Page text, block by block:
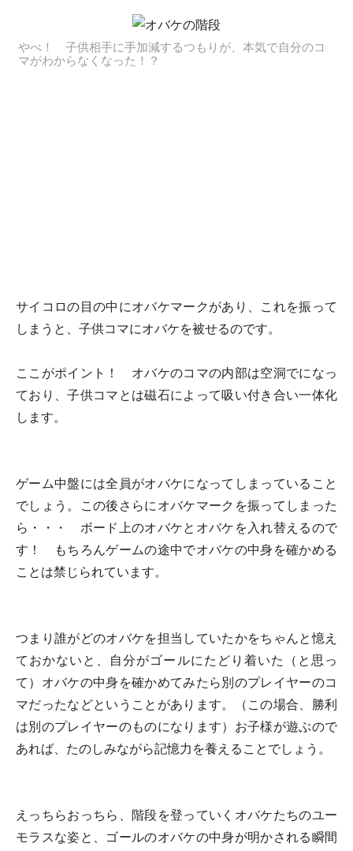
やべ！ 子供相手に手加減するつもりが、本気で自分のコ
マがわからなくなった！？
サイコロの目の中にオバケマークがあり、これを振って
しまうと、子供コマにオバケを被せるのです。
ここがポイント！ オバケのコマの内部は空洞でになっ
ており、子供コマとは磁石によって吸い付き合い一体化
します。
ゲーム中盤には全員がオバケになってしまっていること
でしょう。この後さらにオバケマークを振ってしまった
ら・・・ ボード上のオバケとオバケを入れ替えるので
す！ もちろんゲームの途中でオバケの中身を確かめる
ことは禁じられています。
つまり誰がどのオバケを担当していたかをちゃんと憶え
ておかないと、自分がゴールにたどり着いた（と思っ
て）オバケの中身を確かめてみたら別のプレイヤーのコ
マだったなどということがあります。（この場合、勝利
は別のプレイヤーのものになります）お子様が遊ぶので
あれば、たのしみながら記憶力を養えることでしょう。
えっちらおっちら、階段を登っていくオバケたちのユー
モラスな姿と、ゴールのオバケの中身が明かされる瞬間